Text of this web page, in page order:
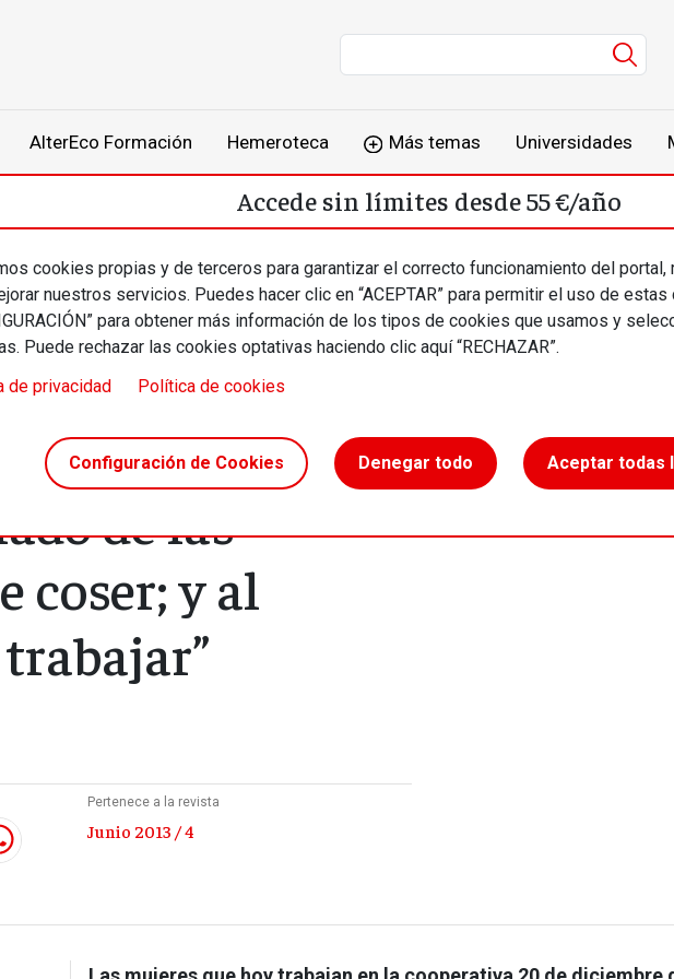
AlterEco Formación Hemeroteca Más temas Universidades
cookies propias y de terceros para garantizar el correcto funcionamiento del
nuestros servicios. Puedes hacer clic en “ACEPTAR” para permitir el uso de
para obtener más información de los tipos de cookies que usamos y
Puede rechazar las cookies optativas haciendo clic aquí “RECHAZAR”.
de privacidad
Política de cookies
Configuración de Cookies Denegar todo Aceptar todas
Accede sin límites desde 55 €/año
ponían
de las
coser; y al
Pertenece a la revista
Junio 2013 / 4